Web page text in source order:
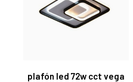
plafón led 72w cct vega